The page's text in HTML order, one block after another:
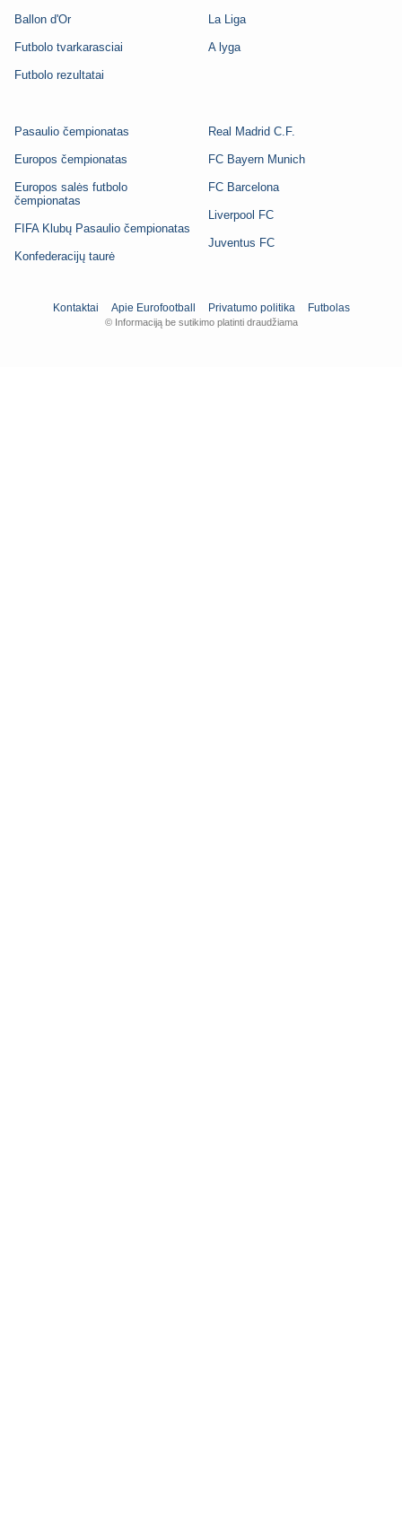
Ballon d'Or
Futbolo tvarkarasciai
Futbolo rezultatai
La Liga
A lyga
Pasaulio čempionatas
Europos čempionatas
Europos salės futbolo
čempionatas
FIFA Klubų Pasaulio čempionatas
Konfederacijų taurė
Real Madrid C.F.
FC Bayern Munich
FC Barcelona
Liverpool FC
Juventus FC
Kontaktai Apie Eurofootball Privatumo politika Futbolas
© Informaciją be sutikimo platinti draudžiama